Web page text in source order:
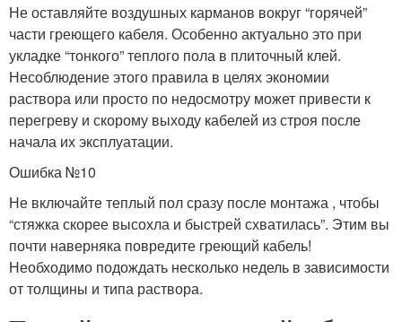
Не оставляйте воздушных карманов вокруг “горячей”
части греющего кабеля. Особенно актуально это при
укладке “тонкого” теплого пола в плиточный клей.
Несоблюдение этого правила в целях экономии
раствора или просто по недосмотру может привести к
перегреву и скорому выходу кабелей из строя после
начала их эксплуатации.
Ошибка №10
Не включайте теплый пол сразу после монтажа , чтобы
“стяжка скорее высохла и быстрей схватилась”. Этим вы
почти наверняка повредите греющий кабель!
Необходимо подождать несколько недель в зависимости
от толщины и типа раствора.